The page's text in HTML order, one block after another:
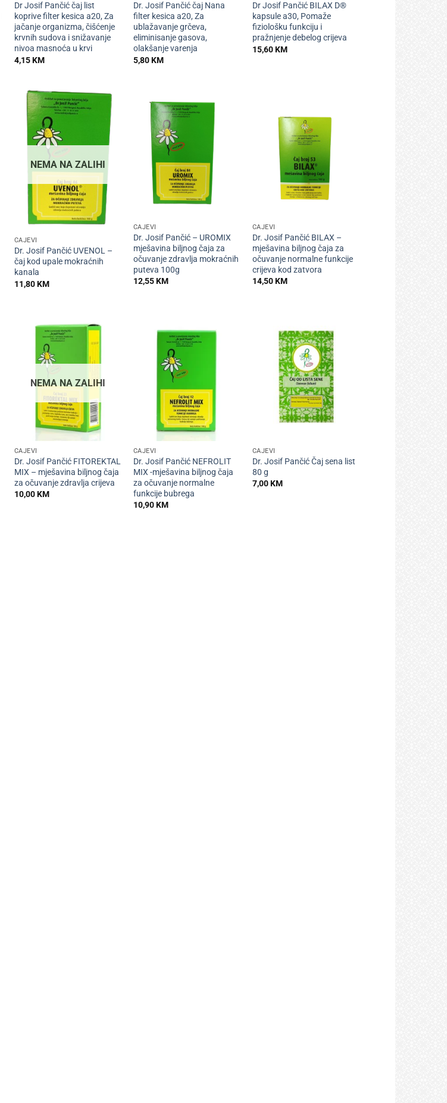
Dr Josif Pančić čaj list
koprive filter kesica a20, Za
jačanje organizma, čišćenje
krvnih sudova i snižavanje
nivoa masnoća u krvi
4,15KM
Dr. Josif Pančić čaj Nana
filter kesica a20, Za
ublažavanje grčeva,
eliminisanje gasova,
olakšanje varenja
5,80KM
Dr Josif Pančić BILAX D®
kapsule a30, Pomaže
fiziološku funkciju i
pražnjenje debelog crijeva
15,60KM
NEMA NA ZALIHI
ČAJEVI
Dr. Josif Pančić UVENOL –
čaj kod upale mokraćnih
kanala
11,80KM
ČAJEVI
Dr. Josif Pančić – UROMIX
mješavina biljnog čaja za
očuvanje zdravlja mokraćnih
puteva 100g
12,55KM
ČAJEVI
Dr. Josif Pančić BILAX –
mješavina biljnog čaja za
očuvanje normalne funkcije
crijeva kod zatvora
14,50KM
NEMA NA ZALIHI
ČAJEVI
Dr. Josif Pančić FITOREKTAL
MIX – mješavina biljnog čaja
za očuvanje zdravlja crijeva
10,00KM
ČAJEVI
Dr. Josif Pančić NEFROLIT
MIX -mješavina biljnog čaja
za očuvanje normalne
funkcije bubrega
10,90KM
ČAJEVI
Dr. Josif Pančić Čaj sena list
80 g
7,00KM